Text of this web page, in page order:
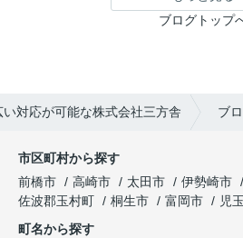
ブログトップ
対応が可能な株式会社三方舎 ブ
市区町村から探す
前橋市
高崎市 太田市 伊勢崎市
佐波郡玉村町
桐生市 富岡市
児
町名から探す